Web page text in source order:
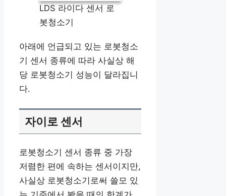
LDS 라이다 센서 로
봇청소기
아래에 언급되고 있는 로봇청소
기 센서 종류에 따라 사실상 해
당 로봇청소기 성능이 달라집니
다.
자이로 센서
로봇청소기 센서 종류 중 가장
저렴한 편에 속하는 센서이지만,
사실상 로봇청소기로써 쓸모 있